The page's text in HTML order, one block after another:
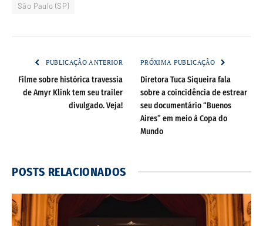
São Paulo (SP)
PUBLICAÇÃO ANTERIOR
Filme sobre histórica travessia
de Amyr Klink tem seu trailer
divulgado. Veja!
PRÓXIMA PUBLICAÇÃO
Diretora Tuca Siqueira fala
sobre a coincidência de estrear
seu documentário “Buenos
Aires” em meio à Copa do
Mundo
POSTS RELACIONADOS